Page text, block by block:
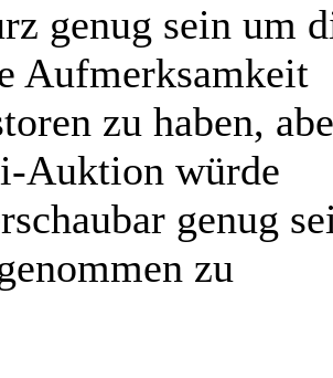
genug sein um
Aufmerksamkeit
zu haben,
Auktion würde
genug
zu